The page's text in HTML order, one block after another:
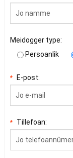
Meidogger type:
Persoanlik
* E-post:
* Tillefoan: